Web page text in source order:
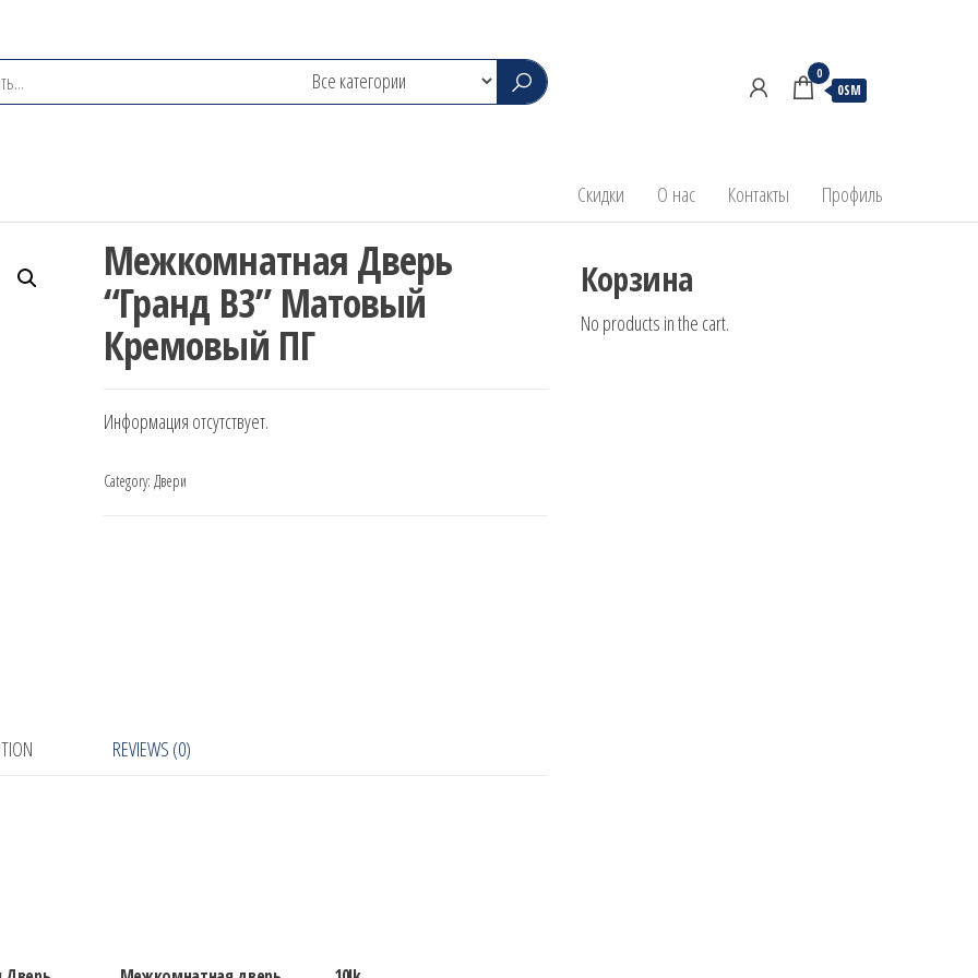
0
0ЅМ
Скидки О нас Контакты Профиль
Межкомнатная Дверь
“Гранд B3” Матовый
Кремовый ПГ
Информация отсутствует.
Category: Двери
REVIEWS (0)
Корзина
No products in the cart.